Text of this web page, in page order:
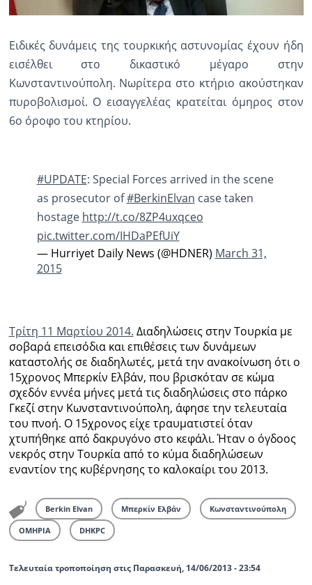
Ειδικές δυνάμεις της τουρκικής αστυνομίας έχουν ήδη
εισέλθει στο δικαστικό μέγαρο στην
Κωνσταντινούπολη. Νωρίτερα στο κτήριο ακούστηκαν
πυροβολισμοί. Ο εισαγγελέας κρατείται όμηρος στον
6ο όροφο του κτηρίου.
#UPDATE: Special Forces arrived in the scene
as prosecutor of#BerkinElvan case taken
hostage http://t.co/8ZP4uxqceo
pic.twitter.com/IHDaPEfUiY
— Hurriyet Daily News (@HDNER) March 31,
2015
Τρίτη 11 Μαρτίου 2014. Διαδηλώσεις στην Τουρκία με
σοβαρά επεισόδια και επιθέσεις των δυνάμεων
καταστολής σε διαδηλωτές, μετά την ανακοίνωση ότι ο
15χρονος Μπερκίν Ελβάν, που βρισκόταν σε κώμα
σχεδόν εννέα μήνες μετά τις διαδηλώσεις στο πάρκο
Γκεζί στην Κωνσταντινούπολη, άφησε την τελευταία
του πνοή. Ο 15χρονος είχε τραυματιστεί όταν
χτυπήθηκε από δακρυγόνο στο κεφάλι. Ήταν ο όγδοος
νεκρός στην Τουρκία από το κύμα διαδηλώσεων
εναντίον της κυβέρνησης το καλοκαίρι του 2013.
Berkin Elvan Μπερκίν Ελβάν Κωνσταντινούπολη
ΟΜΗΡΙΑ DHKPC
Τελευταία τροποποίηση στις Παρασκευή, 14/06/2013 - 23:54